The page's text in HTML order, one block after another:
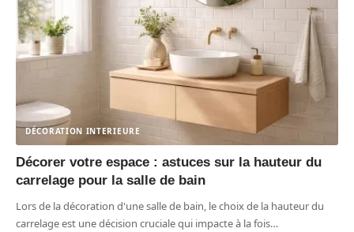
DÉCORATION INTERIEURE
Décorer votre espace : astuces sur la hauteur du
carrelage pour la salle de bain
Lors de la décoration d'une salle de bain, le choix de la hauteur du
carrelage est une décision cruciale qui impacte à la fois…